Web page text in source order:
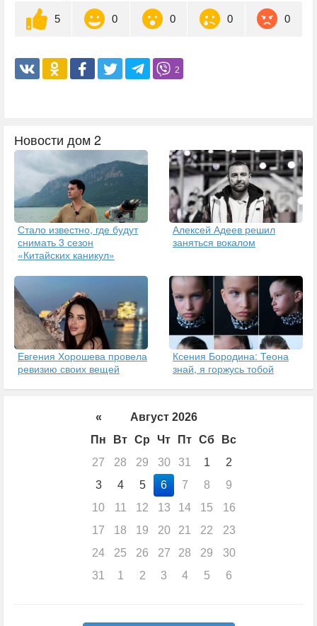
5 0 0 0 0
2
Новости дом 2
Стало известно, где будут
снимать 3 сезон
«Китайских каникул»
Алексей Адеев решил
заняться вокалом
Евгения Хорошева провела
ревизию своих вещей
Ксения Бородина: Теона
знай, я горжусь тобой
«
Август 2026
Пн
Вт Ср Чт Пт Сб
Вс
27
28 29 30 31 1
2
3
4 5 6 7 8
9
10
11 12 13 14 15
16
17
18 19 20 21 22
23
24
25 26 27 28 29
30
31
1 2 3 4 5 6